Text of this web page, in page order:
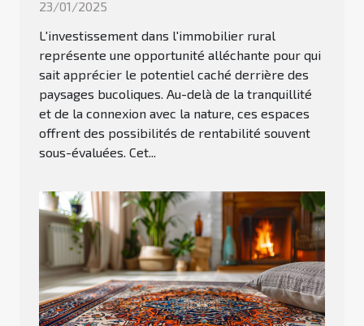
23/01/2025
L'investissement dans l'immobilier rural
représente une opportunité alléchante pour qui
sait apprécier le potentiel caché derrière des
paysages bucoliques. Au-delà de la tranquillité
et de la connexion avec la nature, ces espaces
offrent des possibilités de rentabilité souvent
sous-évaluées. Cet...